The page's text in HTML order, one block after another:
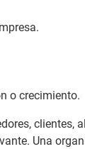
o crecimiento.
Una